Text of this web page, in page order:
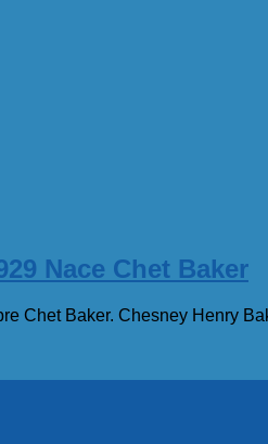
Nace Chet Baker
Chet Baker. Chesney Henry